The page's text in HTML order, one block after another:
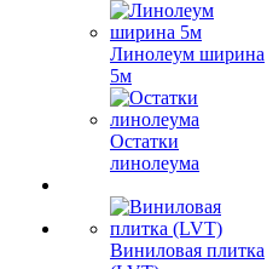
Линолеум ширина
5м
Остатки
линолеума
Виниловая плитка